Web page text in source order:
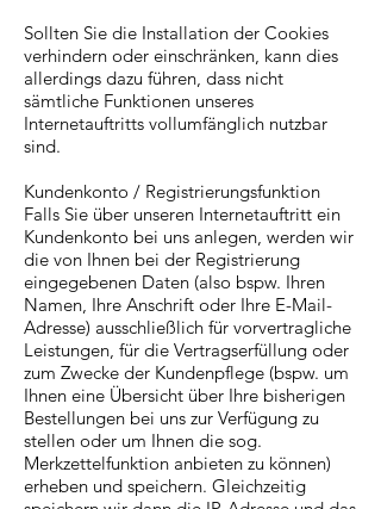
Sollten Sie die Installation der Cookies
verhindern oder einschränken, kann dies
allerdings dazu führen, dass nicht
sämtliche Funktionen unseres
Internetauftritts vollumfänglich nutzbar
sind.
Kundenkonto / Registrierungsfunktion
Falls Sie über unseren Internetauftritt ein
Kundenkonto bei uns anlegen, werden wir
die von Ihnen bei der Registrierung
eingegebenen Daten (also bspw. Ihren
Namen, Ihre Anschrift oder Ihre E-Mail-
Adresse) ausschließlich für vorvertragliche
Leistungen, für die Vertragserfüllung oder
zum Zwecke der Kundenpflege (bspw. um
Ihnen eine Übersicht über Ihre bisherigen
Bestellungen bei uns zur Verfügung zu
stellen oder um Ihnen die sog.
Merkzettelfunktion anbieten zu können)
erheben und speichern. Gleichzeitig